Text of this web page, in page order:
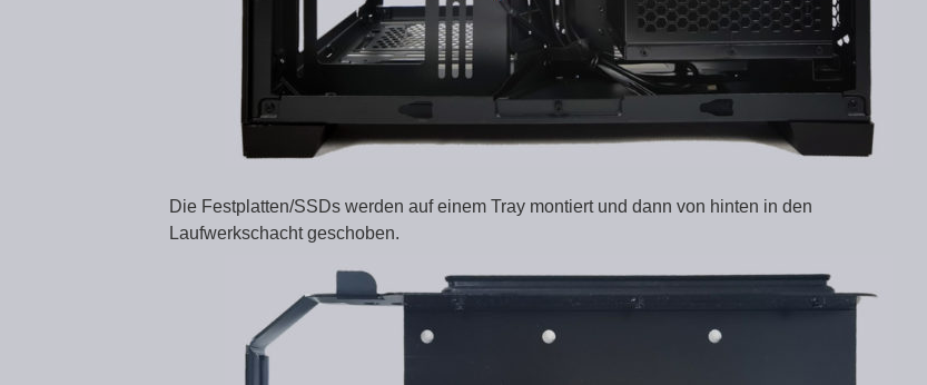
Die Festplatten/SSDs werden auf einem Tray montiert und dann von hinten in den
Laufwerkschacht geschoben.